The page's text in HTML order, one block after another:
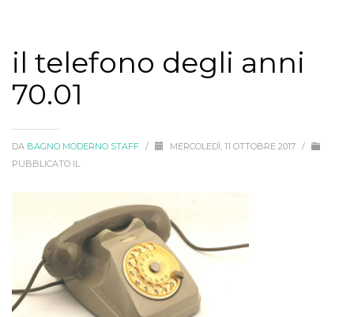
il telefono degli anni
70.01
DA BAGNO MODERNO STAFF / MERCOLEDÌ, 11 OTTOBRE 2017 /
PUBBLICATO IL